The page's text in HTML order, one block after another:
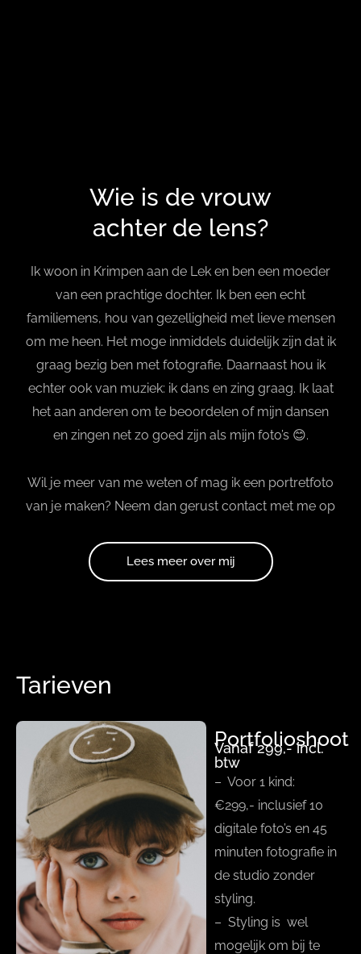
Wie is de vrouw
achter de lens?
Ik woon in Krimpen aan de Lek en ben een moeder
van een prachtige dochter. Ik ben een echt
familiemens, hou van gezelligheid met lieve mensen
om me heen. Het moge inmiddels duidelijk zijn dat ik
graag bezig ben met fotografie. Daarnaast hou ik
echter ook van muziek: ik dans en zing graag. Ik laat
het aan anderen om te beoordelen of mijn dansen
en zingen net zo goed zijn als mijn foto’s 😊.
Wil je meer van me weten of mag ik een portretfoto
van je maken? Neem dan gerust contact met me op
Lees meer over mij
Tarieven
Portfolioshoot
Vanaf 299,- incl.
btw
– Voor 1 kind:
€299,- inclusief 10
digitale foto’s en 45
minuten fotografie in
de studio zonder
styling.
– Styling is wel
mogelijk om bij te